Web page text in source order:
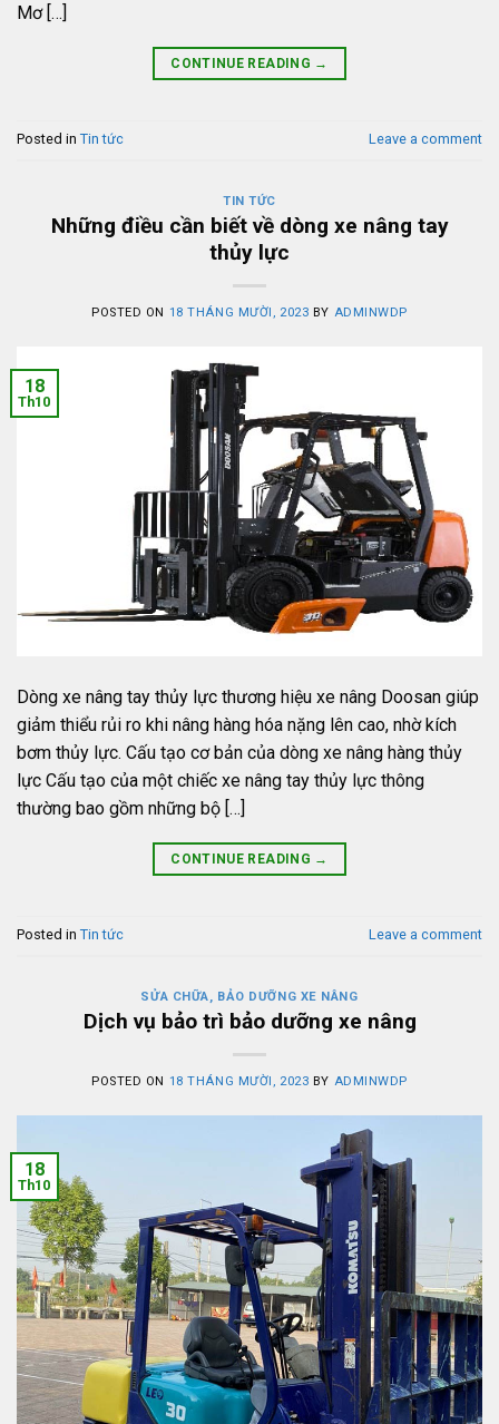
Mơ […]
CONTINUE READING →
Posted in Tin tức Leave a comment
TIN TỨC
Những điều cần biết về dòng xe nâng tay
thủy lực
POSTED ON 18 THÁNG MƯỜI, 2023 BY ADMINWDP
18
Th10
Dòng xe nâng tay thủy lực thương hiệu xe nâng Doosan giúp
giảm thiểu rủi ro khi nâng hàng hóa nặng lên cao, nhờ kích
bơm thủy lực. Cấu tạo cơ bản của dòng xe nâng hàng thủy
lực Cấu tạo của một chiếc xe nâng tay thủy lực thông
thường bao gồm những bộ […]
CONTINUE READING →
Posted in Tin tức Leave a comment
SỬA CHỮA, BẢO DƯỠNG XE NÂNG
Dịch vụ bảo trì bảo dưỡng xe nâng
POSTED ON 18 THÁNG MƯỜI, 2023 BY ADMINWDP
18
Th10